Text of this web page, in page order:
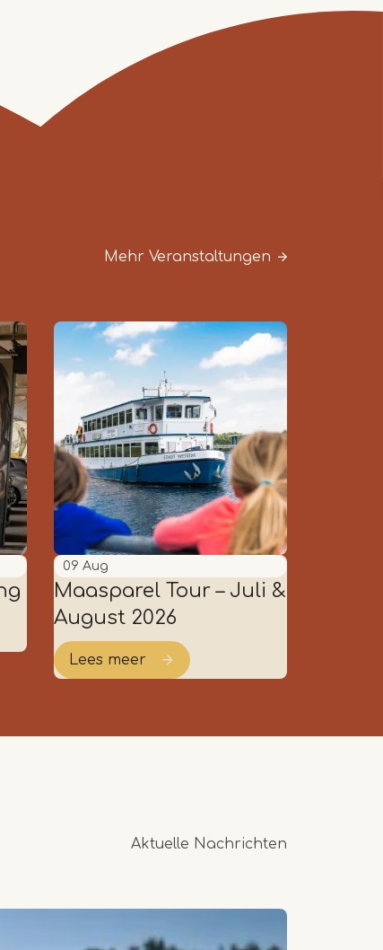
Mehr Veranstaltungen
09 Aug
Maasparel Tour – Juli &
August 2026
Lees meer
Aktuelle Nachrichten